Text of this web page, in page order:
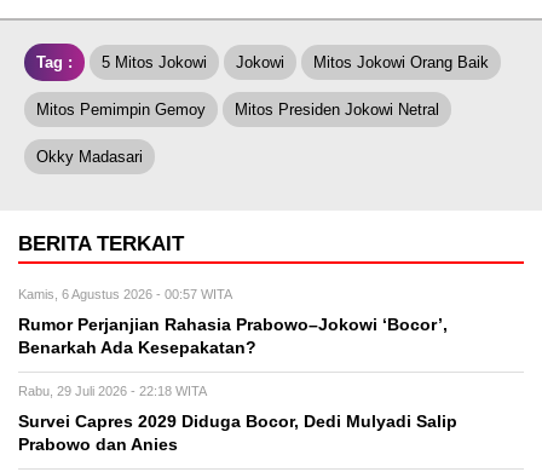
Tag : 5 Mitos Jokowi Jokowi Mitos Jokowi Orang Baik
Mitos Pemimpin Gemoy Mitos Presiden Jokowi Netral
Okky Madasari
BERITA TERKAIT
Kamis, 6 Agustus 2026 - 00:57 WITA
Rumor Perjanjian Rahasia Prabowo–Jokowi ‘Bocor’,
Benarkah Ada Kesepakatan?
Rabu, 29 Juli 2026 - 22:18 WITA
Survei Capres 2029 Diduga Bocor, Dedi Mulyadi Salip
Prabowo dan Anies